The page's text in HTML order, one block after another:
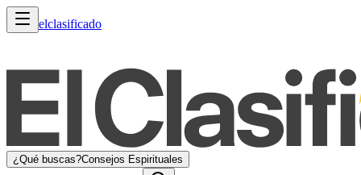
elclasificado
¿Qué buscas?Consejos Espirituales